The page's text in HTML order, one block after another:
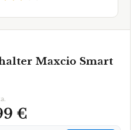
Maxcio Smart
€